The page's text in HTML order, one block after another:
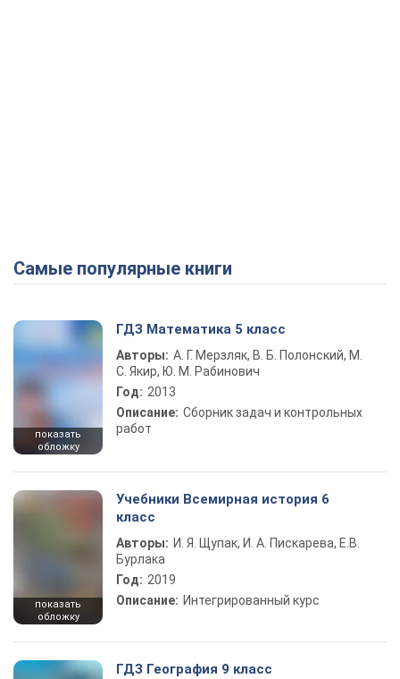
Самые популярные книги
показать
обложку
ГДЗ Математика 5 класс
Авторы: А. Г. Мерзляк, В. Б. Полонский, М.
С. Якир, Ю. М. Рабинович
Год: 2013
Описание: Сборник задач и контрольных
работ
показать
обложку
Учебники Всемирная история 6
класс
Авторы: И. Я. Щупак, И. А. Пискарева, Е.В.
Бурлака
Год: 2019
Описание: Интегрированный курс
ГДЗ География 9 класс